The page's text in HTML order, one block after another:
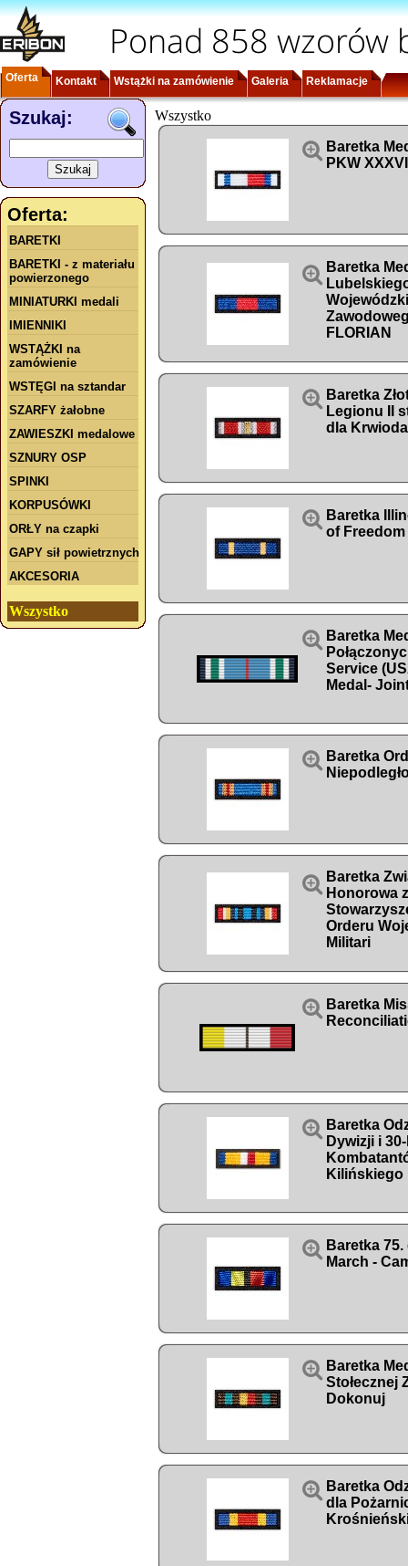
Ponad 858 wzorów
Oferta Kontakt Wstążki na zamówienie Galeria Reklamacje
Szukaj:
Oferta:
BARETKI
BARETKI - z materiału
powierzonego
MINIATURKI medali
IMIENNIKI
WSTĄŻKI na
zamówienie
WSTĘGI na sztandar
SZARFY żałobne
ZAWIESZKI medalowe
SZNURY OSP
SPINKI
KORPUSÓWKI
ORŁY na czapki
GAPY sił powietrznych
AKCESORIA
Wszystko
Wszystko
 Baretka
PKW
 Baretka
FLORIAN
 Baretka
Legionu II
dla
 Baretka
of Freedom
 Baretka
Service
Medal-
 Baretka
 Baretka
Honorowa
Orderu
Militari
 Baretka
 Baretka
Dywizji i
Kilińskiego
 Baretka
March -
 Baretka
Stołecznej
Dokonuj
 Baretka
dla